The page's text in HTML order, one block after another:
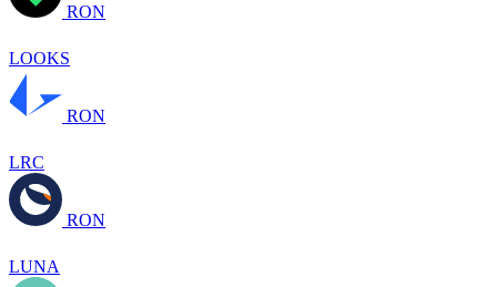
RON
LOOKS
RON
LRC
RON
LUNA